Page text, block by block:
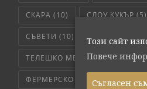
СКАРА (10) СЛОУ КУКЪР (5)
СЪВЕТИ (10) ТЕЛЕШКО
ТЕЛЕШКО МЕСО(6)
ФЕРМЕРСКО СВЕЖО(171)
Този сайт
Повече
Съгласен